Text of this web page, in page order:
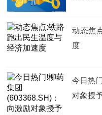
动态焦
度
今日热
对象授